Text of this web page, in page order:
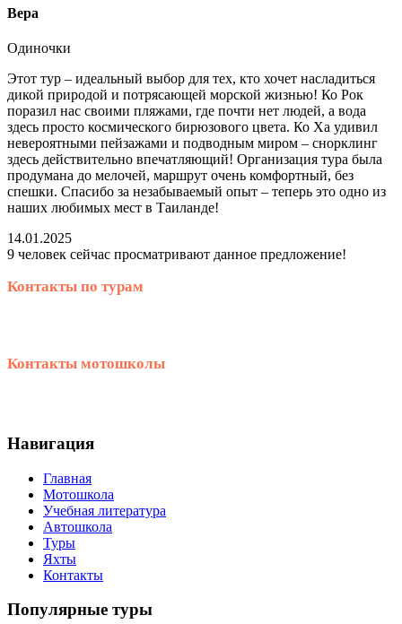
Вера
Одиночки
Этот тур – идеальный выбор для тех, кто хочет насладиться
дикой природой и потрясающей морской жизнью! Ко Рок
поразил нас своими пляжами, где почти нет людей, а вода
здесь просто космического бирюзового цвета. Ко Ха удивил
невероятными пейзажами и подводным миром – снорклинг
здесь действительно впечатляющий! Организация тура была
продумана до мелочей, маршрут очень комфортный, без
спешки. Спасибо за незабываемый опыт – теперь это одно из
наших любимых мест в Таиланде!
14.01.2025
9 человек сейчас просматривают данное предложение!
Контакты по турам
Контакты мотошколы
Навигация
Главная
Мотошкола
Учебная литература
Автошкола
Туры
Яхты
Контакты
Популярные туры